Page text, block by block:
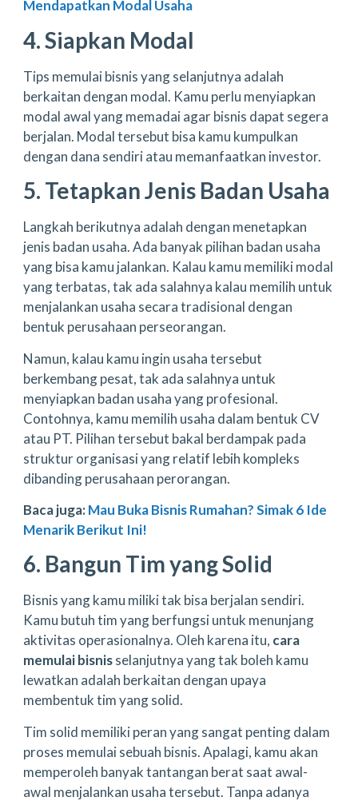
Mendapatkan Modal Usaha
4. Siapkan Modal
Tips memulai bisnis yang selanjutnya adalah
berkaitan dengan modal. Kamu perlu menyiapkan
modal awal yang memadai agar bisnis dapat segera
berjalan. Modal tersebut bisa kamu kumpulkan
dengan dana sendiri atau memanfaatkan investor.
5. Tetapkan Jenis Badan Usaha
Langkah berikutnya adalah dengan menetapkan
jenis badan usaha. Ada banyak pilihan badan usaha
yang bisa kamu jalankan. Kalau kamu memiliki modal
yang terbatas, tak ada salahnya kalau memilih untuk
menjalankan usaha secara tradisional dengan
bentuk perusahaan perseorangan.
Namun, kalau kamu ingin usaha tersebut
berkembang pesat, tak ada salahnya untuk
menyiapkan badan usaha yang profesional.
Contohnya, kamu memilih usaha dalam bentuk CV
atau PT. Pilihan tersebut bakal berdampak pada
struktur organisasi yang relatif lebih kompleks
dibanding perusahaan perorangan.
Baca juga:Mau Buka Bisnis Rumahan? Simak 6 Ide
Menarik Berikut Ini!
6. Bangun Tim yang Solid
Bisnis yang kamu miliki tak bisa berjalan sendiri.
Kamu butuh tim yang berfungsi untuk menunjang
aktivitas operasionalnya. Oleh karena itu, cara
memulai bisnisselanjutnya yang tak boleh kamu
lewatkan adalah berkaitan dengan upaya
membentuk tim yang solid.
Tim solid memiliki peran yang sangat penting dalam
proses memulai sebuah bisnis. Apalagi, kamu akan
memperoleh banyak tantangan berat saat awal-
awal menjalankan usaha tersebut. Tanpa adanya